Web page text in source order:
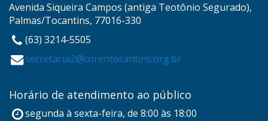
Avenida Siqueira Campos (antiga Teotônio Segurado),
Palmas/Tocantins, 77016-330
(63) 3214-5505
secretaria2@corentocantins.org.br
Horário de atendimento ao público
segunda à sexta-feira, de 8:00 às 18:00